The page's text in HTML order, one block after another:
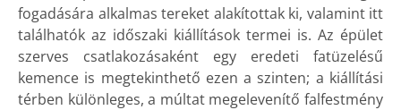
fogadására alkalmas tereket alakítottak ki, valamint itt
találhatók az időszaki kiállítások termei is. Az épület
szerves csatlakozásaként egy eredeti fatüzelésű
kemence is megtekinthető ezen a szinten; a kiállítási
térben különleges, a múltat megelevenítő falfestmény